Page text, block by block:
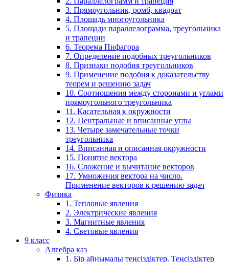
3. Прямоугольник, ромб, квадрат
4. Площадь многоугольника
5. Площади параллелограмма, треугольника
и трапеции
6. Теорема Пифагора
7. Определение подобных треугольников
8. Признаки подобия треугольников
9. Применение подобия к доказательству
теорем и решению задач
10. Соотношения между сторонами и углами
прямоугольного треугольника
11. Касательная к окружности
12. Центральные и вписанные углы
13. Четыре замечательные точки
треугольника
14. Вписанная и описанная окружности
15. Понятие вектора
16. Сложение и вычитание векторов
17. Умножения вектора на число.
Применение векторов к решению задач
Физика
1. Тепловые явления
2. Электрические явления
3. Магнитные явления
4. Световые явления
9 класс
Алгебра каз
1. Бір айнымалы теңсіздіктер. Теңсіздіктер